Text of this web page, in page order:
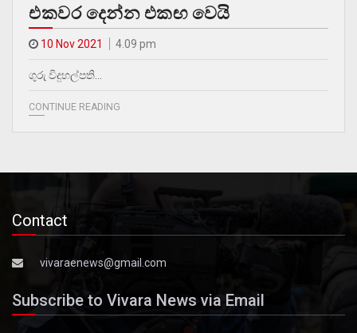
එකවර දෙන්න එකඟ වෙයි
10 Nov 2021 4.09 pm
ගුරු විදුහල්පති…
CONTINUE READING
Contact
vivaraenews@gmail.com
Subscribe to Vivara News via Email